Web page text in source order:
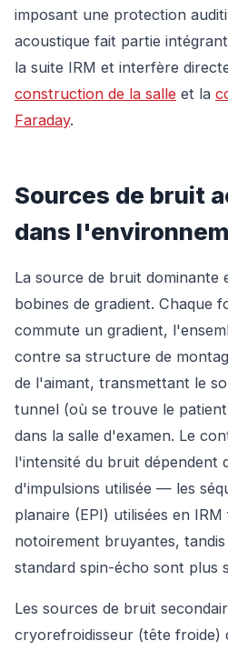
imposant une protection
acoustique fait partie
la suite IRM et interfère
construction de la salle et la
Faraday.
Sources de bruit
dans
La source de bruit dominante
bobines de gradient. Chaque
commute un gradient,
contre sa structure de
de l'aimant, transmettant le
tunnel (où se trouve le
dans la salle d'examen. Le
l'intensité du bruit dépendent
d'impulsions utilisée — les
planaire (EPI) utilisées en
notoirement bruyantes, tandis
standard spin-écho sont plus
Les sources de bruit
cryorefroidisseur (tête froide)